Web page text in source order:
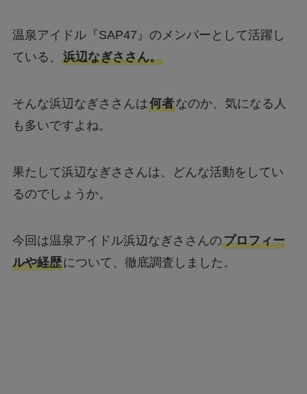
温泉アイドル『SAP47』のメンバーとして活躍し
ている、 浜辺なぎささん。
そんな浜辺なぎささんは何者なのか、気になる人
も多いですよね。
果たして浜辺なぎささんは、どんな活動をしてい
るのでしょうか。
今回は温泉アイドル浜辺なぎささんのプロフィー
ルや経歴について、徹底調査しました。